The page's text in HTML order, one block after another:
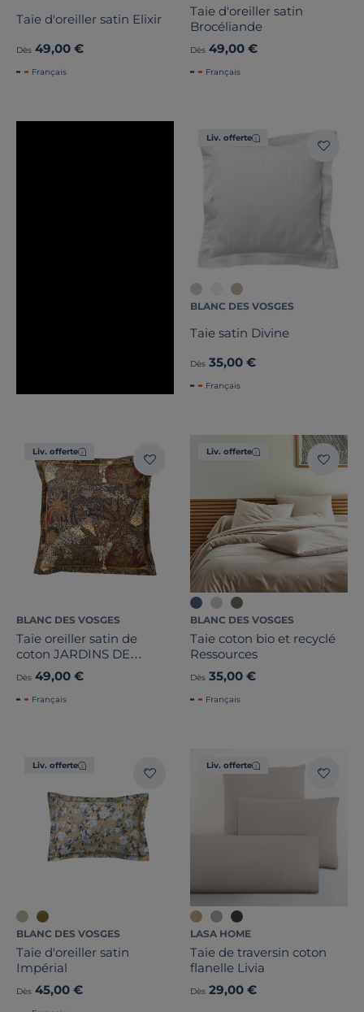
Taie d'oreiller satin Elixir
Dès 49,00 €
Français
Taie d'oreiller satin
Brocéliande
Dès 49,00 €
Français
Liv. offerte
BLANC DES VOSGES
Taie satin Divine
Dès 35,00 €
Français
Liv. offerte
BLANC DES VOSGES
Taie oreiller satin de
coton JARDINS DE
BABYLONE
Dès 49,00 €
Français
Liv. offerte
BLANC DES VOSGES
Taie coton bio et recyclé
Ressources
Dès 35,00 €
Français
Liv. offerte
BLANC DES VOSGES
Taie d'oreiller satin
Impérial
Dès 45,00 €
Liv. offerte
LASA HOME
Taie de traversin coton
flanelle Livia
Dès 29,00 €